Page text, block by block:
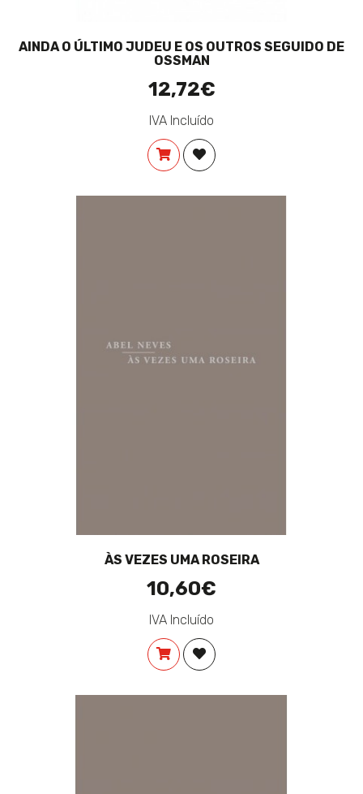
AINDA O ÚLTIMO JUDEU E OS OUTROS SEGUIDO DE
OSSMAN
12,72€
IVA Incluído
COMPRARADICIONAR À LISTA DE
ÀS VEZES UMA ROSEIRA
10,60€
IVA Incluído
COMPRARADICIONAR À LISTA DE